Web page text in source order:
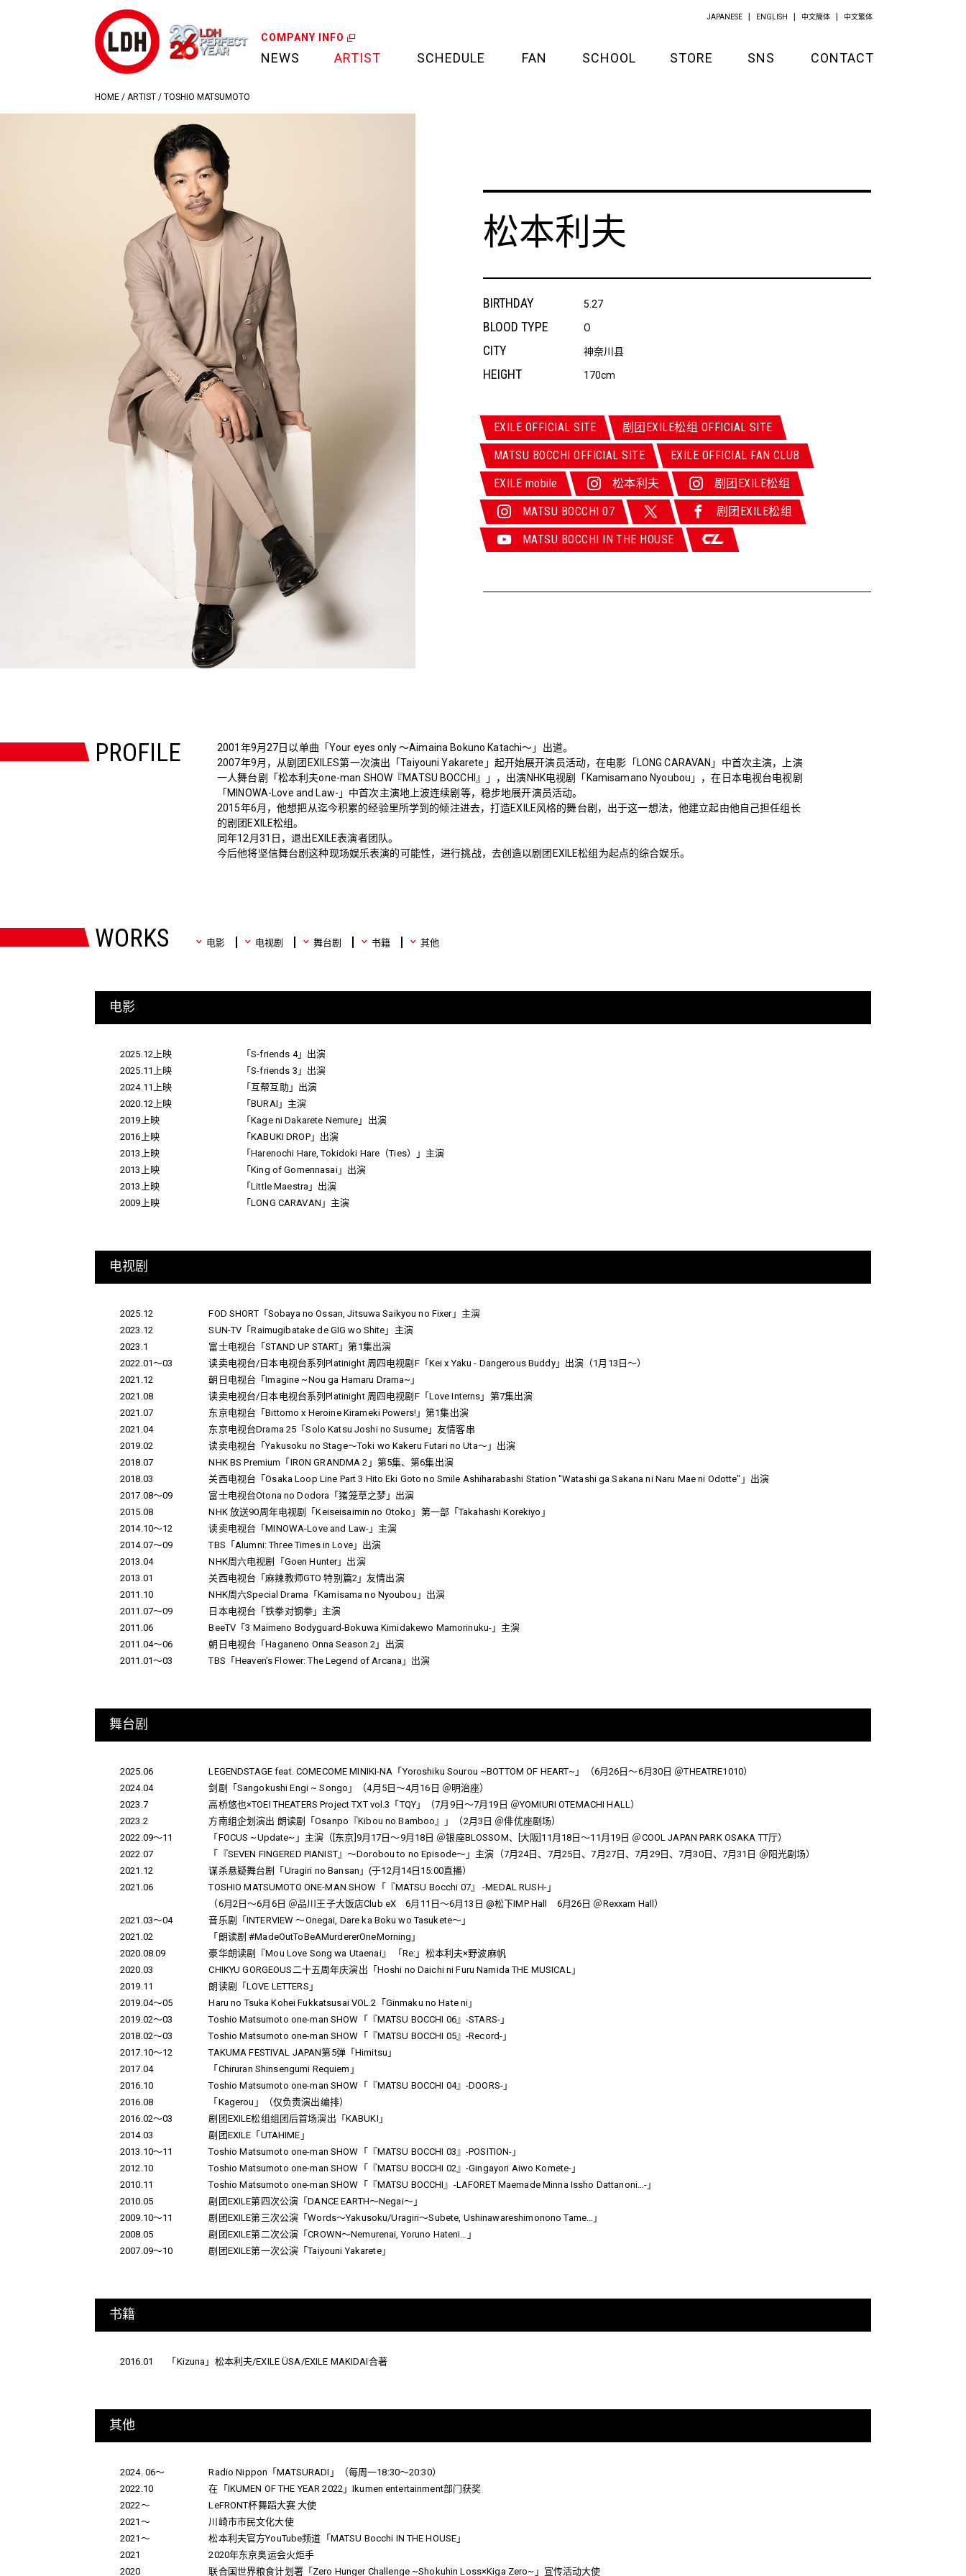
COMPANY INFO
NEWS ARTIST SCHEDULE FAN
PROJECT
SCHOOL STORE SNS CONTACT
JAPANESE ENGLISH 中文簡体 中文繁体
HOME / ARTIST / TOSHIO MATSUMOTO
松本利夫
BIRTHDAY 5.27
BLOOD TYPE O
CITY 神奈川县
HEIGHT 170cm
EXILE OFFICIAL SITE 剧团EXILE松组 OFFICIAL SITE
MATSU BOCCHI OFFICIAL SITE EXILE OFFICIAL FAN CLUB
EXILE mobile 松本利夫 剧团EXILE松组
MATSU BOCCHI 07 剧团EXILE松组
MATSU BOCCHI IN THE HOUSE
PROFILE
2001年9月27日以单曲「Your eyes only ～Aimaina Bokuno Katachi～」出道。
2007年9月，从剧团EXILES第一次演出「Taiyouni Yakarete」起开始展开演员活动，在电影「LONG CARAVAN」中首次主演，上演
一人舞台剧「松本利夫one-man SHOW『MATSU BOCCHI』」，出演NHK电视剧「Kamisamano Nyoubou」，在日本电视台电视剧
「MINOWA-Love and Law-」中首次主演地上波连续剧等，稳步地展开演员活动。
2015年6月，他想把从迄今积累的经验里所学到的倾注进去，打造EXILE风格的舞台剧，出于这一想法，他建立起由他自己担任组长
的剧团EXILE松组。
同年12月31日，退出EXILE表演者团队。
今后他将坚信舞台剧这种现场娱乐表演的可能性，进行挑战，去创造以剧团EXILE松组为起点的综合娱乐。
WORKS 电影 电视剧 舞台剧 书籍 其他
电影
2025.12上映
「S-friends 4」出演
2025.11上映
「S-friends 3」出演
2024.11上映
「互帮互助」出演
2020.12上映
「BURAI」主演
2019上映
「Kage ni Dakarete Nemure」出演
2016上映
「KABUKI DROP」出演
2013上映
「Harenochi Hare, Tokidoki Hare（Ties）」主演
2013上映
「King of Gomennasai」出演
2013上映
「Little Maestra」出演
2009上映
「LONG CARAVAN」主演
电视剧
2025.12
FOD SHORT「Sobaya no Ossan, Jitsuwa Saikyou no Fixer」主演
2023.12
SUN-TV「Raimugibatake de GIG wo Shite」主演
2023.1
富士电视台「STAND UP START」第1集出演
2022.01～03
读卖电视台/日本电视台系列Platinight 周四电视剧F「Kei x Yaku - Dangerous Buddy」出演（1月13日～）
2021.12
朝日电视台「Imagine ~Nou ga Hamaru Drama~」
2021.08
读卖电视台/日本电视台系列Platinight 周四电视剧F「Love Interns」第7集出演
2021.07
东京电视台「Bittomo x Heroine Kirameki Powers!」第1集出演
2021.04
东京电视台Drama 25「Solo Katsu Joshi no Susume」友情客串
2019.02
读卖电视台「Yakusoku no Stage～Toki wo Kakeru Futari no Uta～」出演
2018.07
NHK BS Premium「IRON GRANDMA 2」第5集、第6集出演
2018.03
关西电视台「Osaka Loop Line Part 3 Hito Eki Goto no Smile Ashiharabashi Station "Watashi ga Sakana ni Naru Mae ni Odotte"」出演
2017.08～09
富士电视台Otona no Dodora「猪笼草之梦」出演
2015.08
NHK 放送90周年电视剧
「Keiseisaimin no Otoko」第一部「Takahashi Korekiyo」
2014.10～12
读卖电视台「MINOWA-Love and Law-」主演
2014.07～09
TBS「Alumni: Three Times in Love」出演
2013.04
NHK周六电视剧
「Goen Hunter」出演
2013.01
关西电视台「麻辣教师GTO 特别篇2」友情出演
2011.10
NHK周六Special Drama「Kamisama no Nyoubou」出演
2011.07～09
日本电视台「铁拳对钢拳」主演
2011.06
BeeTV「3 Maimeno Bodyguard-Bokuwa Kimidakewo Mamorinuku-」主演
2011.04～06
朝日电视台「Haganeno Onna Season 2」出演
2011.01～03
TBS「Heaven’s Flower: The Legend of Arcana」出演
舞台剧
2025.06
LEGENDSTAGE feat. COMECOME MINIKI-NA「Yoroshiku Sourou ~BOTTOM OF HEART~」（6月26日～6月30日 ＠THEATRE1010）
2024.04
剑剧「Sangokushi Engi ~ Songo」（4月5日～4月16日 ＠明治座）
2023.7
高桥悠也×TOEI THEATERS Project TXT vol.3「TQY」（7月9日～7月19日 ＠YOMIURI OTEMACHI HALL）
2023.2
方南组企划演出 朗读剧「Osanpo『Kibou no Bamboo』」（2月3日 ＠俳优座剧场）
2022.09～11
「FOCUS ~Update~」主演（[东京]9月17日～9月18日 ＠银座BLOSSOM、[大阪]11月18日～11月19日 ＠COOL JAPAN PARK OSAKA TT厅）
2022.07
「『SEVEN FINGERED PIANIST』～Dorobou to no Episode～」主演（7月24日、7月25日、7月27日、7月29日、7月30日、7月31日 ＠阳光剧场）
2021.12
谋杀悬疑舞台剧「Uragiri no Bansan」(于12月14日15:00直播）
2021.06
TOSHIO MATSUMOTO ONE-MAN SHOW「『MATSU Bocchi 07』 -MEDAL RUSH-」
（6月2日～6月6日 ＠品川王子大饭店Club eX 6月11日～6月13日 @松下IMP Hall 6月26日 ＠Rexxam Hall）
2021.03～04
音乐剧「INTERVIEW ～Onegai, Dare ka Boku wo Tasukete～」
2021.02
「朗读剧 #MadeOutToBeAMurdererOneMorning」
2020.08.09
豪华朗读剧『Mou Love Song wa Utaenai』 「Re:」松本利夫×野波麻帆
2020.03
CHIKYU GORGEOUS二十五周年庆演出「Hoshi no Daichi ni Furu Namida THE MUSICAL」
2019.11
朗读剧「LOVE LETTERS」
2019.04～05
Haru no Tsuka Kohei Fukkatsusai VOL.2「Ginmaku no Hate ni」
2019.02～03
Toshio Matsumoto one-man SHOW「『MATSU BOCCHI 06』-STARS-」
2018.02～03
Toshio Matsumoto one-man SHOW 「『MATSU BOCCHI 05』-Record-」
2017.10～12
TAKUMA FESTIVAL JAPAN第5弹「Himitsu」
2017.04
「Chiruran Shinsengumi Requiem」
2016.10
Toshio Matsumoto one-man SHOW 「『MATSU BOCCHI 04』-DOORS-」
2016.08
「Kagerou」（仅负责演出编排）
2016.02～03
剧团EXILE松组组团后首场演出「KABUKI」
2014.03
剧团EXILE「UTAHIME」
2013.10～11
Toshio Matsumoto one-man SHOW 「『MATSU BOCCHI 03』-POSITION-」
2012.10
Toshio Matsumoto one-man SHOW 「『MATSU BOCCHI 02』-Gingayori Aiwo Komete-」
2010.11
Toshio Matsumoto one-man SHOW 「『MATSU BOCCHI』-LAFORET Maemade Minna Issho Dattanoni…-」
2010.05
剧团EXILE第四次公演「DANCE EARTH～Negai～」
2009.10～11
剧团EXILE第三次公演「Words～Yakusoku/Uragiri～Subete, Ushinawareshimonono Tame…」
2008.05
剧团EXILE第二次公演「CROWN～Nemurenai, Yoruno Hateni…」
2007.09～10
剧团EXILE第一次公演「Taiyouni Yakarete」
书籍
2016.01 「Kizuna」松本利夫/EXILE ÜSA/EXILE MAKIDAI合著
其他
2024. 06～
Radio Nippon「MATSURADI」（每周一18:30～20:30）
2022.10
在「IKUMEN OF THE YEAR 2022」Ikumen entertainment部门获奖
2022～
LeFRONT杯舞蹈大赛 大使
2021～
川崎市市民文化大使
2021～
松本利夫官方YouTube频道「MATSU Bocchi IN THE HOUSE」
2021
2020年东京奥运会火炬手
2020
联合国世界粮食计划署「Zero Hunger Challenge ~Shokuhin Loss×Kiga Zero~」宣传活动大使